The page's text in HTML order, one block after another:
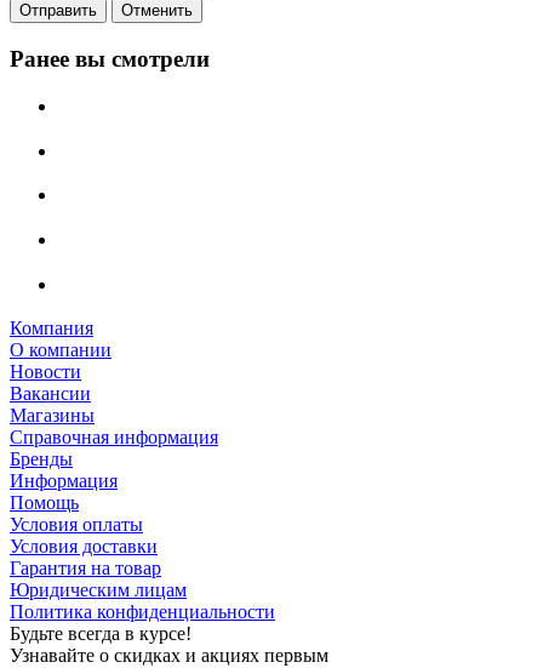
Отправить Отменить
Ранее вы смотрели
Компания
О компании
Новости
Вакансии
Магазины
Справочная информация
Бренды
Информация
Помощь
Условия оплаты
Условия доставки
Гарантия на товар
Юридическим лицам
Политика конфиденциальности
Будьте всегда в курсе!
Узнавайте о скидках и акциях первым